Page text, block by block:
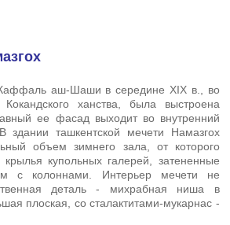
аш-Шаши в середине XIX в., во
ханства, была выстроена
ее фасад выходит во внутренний
здании ташкентской мечети Намазгох
объем зимнего зала, от которого
купольных галерей, затененные
с колоннами. Интерьер мечети не
деталь - михрабная ниша в
плоская, со сталактитами-мукарнас -